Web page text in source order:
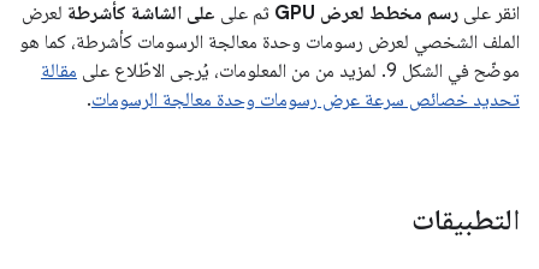
انقر على رسم مخطط لعرض GPU ثم على على الشاشة كأشرطة لعرض
الملف الشخصي لعرض رسومات وحدة معالجة الرسومات كأشرطة، كما هو
موضّح في الشكل 9. لمزيد من من المعلومات، يُرجى الاطّلاع على
مقالة
تحديد خصائص سرعة عرض رسومات وحدة معالجة الرسومات.
التطبيقات